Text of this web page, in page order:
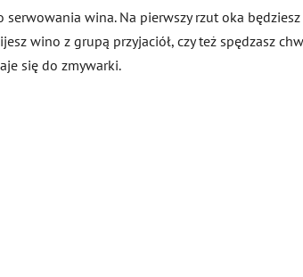
wina. Na pierwszy rzut oka
wino z grupą przyjaciół, czy też spędzasz
się do zmywarki.